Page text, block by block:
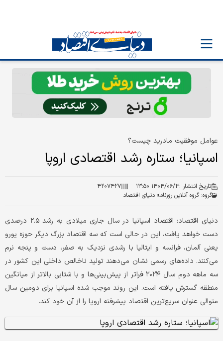
عوامل موفقیت مادرید چیست؟
اسپانیا؛ ستاره رشد اقتصادی اروپا
تاریخ انتشار :۱۴۰۴/۰۶/۳ ۱۳:۵۰
۴۲۰۷۴۲۷
گروه: گروه آنلاین روزنامه دنیای اقتصاد
دنیای اقتصاد: اقتصاد اسپانیا در سال جاری میلادی به رشد ۲.۵ درصدی
دست خواهد یافت، این در حالی‌‌ است که سه اقتصاد بزرگ دیگر حوزه یورو
یعنی آلمان، فرانسه و ایتالیا با رشدی نزدیک به صفر، دست‌ و پنجه نرم
می‌کنند. داده‌های رسمی نشان می‌دهند تولید ناخالص داخلی این کشور در
سه‌ ماهه دوم سال ۲۰۲۴ فراتر از پیش‌بینی‌ها و با شتابی بالاتر از میانگین
منطقه گسترش یافته است. این روند موجب شده اسپانیا برای دومین سال
متوالی عنوان سریع‌ترین اقتصاد پیشرفته اروپا را از آن خود کند.